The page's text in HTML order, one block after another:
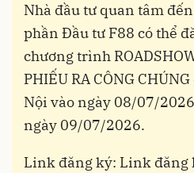
Nhà đầu tư quan tâm
phần Đầu tư F88 có thể
chương trình
PHIẾU RA CÔNG
Nội vào ngày 08/07/
ngày 09/07/2026.
Link đăng ký: Link đăng